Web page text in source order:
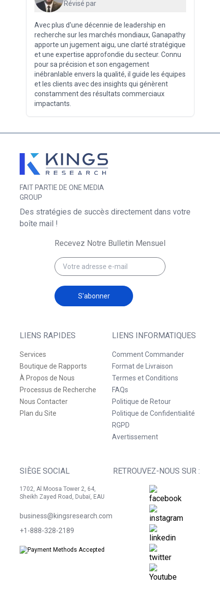
Révisé par
Avec plus d'une décennie de leadership en
recherche sur les marchés mondiaux, Ganapathy
apporte un jugement aigu, une clarté stratégique
et une expertise approfondie du secteur. Connu
pour sa précision et son engagement
inébranlable envers la qualité, il guide les équipes
et les clients avec des insights qui génèrent
constamment des résultats commerciaux
impactants.
FAIT PARTIE DE ONE MEDIA
GROUP
LIENS RAPIDES
Services
Boutique de Rapports
À Propos de Nous
Processus de Recherche
Nous Contacter
Plan du Site
LIENS INFORMATIQUES
Comment Commander
Format de Livraison
Termes et Conditions
FAQs
Politique de Retour
Politique de Confidentialité
RGPD
Avertissement
SIÈGE SOCIAL
1702, Al Moosa Tower 2, 64,
Sheikh Zayed Road, Dubaï, EAU
business@kingsresearch.com
+1-888-328-2189
RETROUVEZ-NOUS SUR :
Des stratégies de succès directement dans votre
boîte mail !
Recevez Notre Bulletin Mensuel
S'abonner